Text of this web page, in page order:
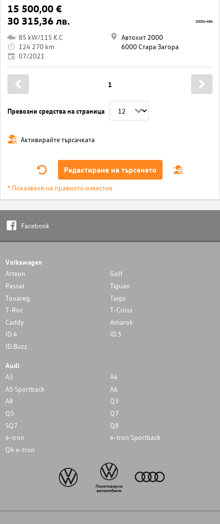
15 500,00 €
30 315,36 лв.
85 kW/115 K.C
124 270 km
07/2021
Автохит 2000
6000 Стара Загора
20004/686
Превозни средства на страница
1
Активирайте търсачката
Редактиране на търсенето
* Показване на правното известие
Facebook
Volkswagen
Arteon
Golf
Passat
Tiguan
Touareg
Taigo
T-Roc
T-Cross
Caddy
Amarok
ID.4
ID.5
ID.Buzz
Audi
A3
A4
A5 Sportback
A6
A8
Q3
Q5
Q7
SQ7
Q8
e-tron
e-tron Sportback
Q4 e-tron